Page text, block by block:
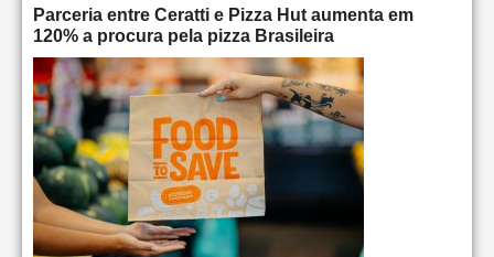
Parceria entre Ceratti e Pizza Hut aumenta em
120% a procura pela pizza Brasileira